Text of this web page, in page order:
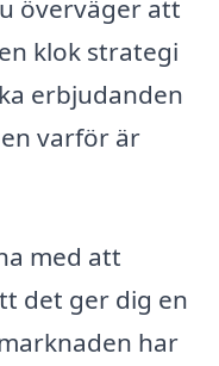
överväger att
klok strategi
erbjudanden
varför är
med att
det ger dig en
har